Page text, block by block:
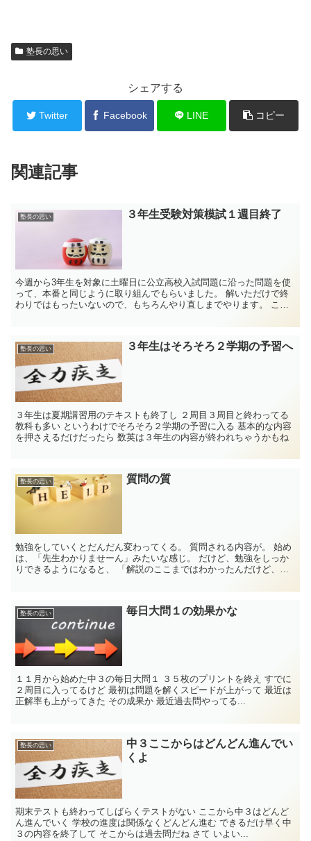
塾長の思い
シェアする
Twitter Facebook LINE コピー
関連記事
塾長の思い ３年生受験対策模試１週目終了
今週から3年生を対象に土曜日に公立高校入試問題に沿った問題を使
って、本番と同じように取り組んでもらいました。 解いただけで終
わりではもったいないので、もちろんやり直しまでやります。 ここ
塾長の思い ３年生はそろそろ２学期の予習へ
３年生は夏期講習用のテキストも終了し ２周目３周目と終わってる
教科も多い というわけでそろそろ２学期の予習に入る 基本的な内容
を押さえるだけだったら 数英は３年生の内容が終われちゃうかもね
塾長の思い 質問の質
勉強をしていくとだんだん変わってくる。 質問される内容が。 始め
は、「先生わかりませーん」みたいな感じ。 だけど、勉強をしっか
りできるようになると、 「解説のここまではわかったんだけど、こ
塾長の思い 毎日大問１の効果かな
１１月から始めた中３の毎日大問１ ３５枚のプリントを終え すでに
２周目に入ってるけど 最初は問題を解くスピードが上がって 最近は
正解率も上がってきた その成果か 最近過去問やってる...
塾長の思い
中３ここからはどんどん進んでい
くよ
期末テストも終わってしばらくテストがない ここから中３はどんど
ん進んでいく 学校の進度は関係なくどんどん進む できるだけ早く中
３の内容を終了して そこからは過去問だね さて いよい...